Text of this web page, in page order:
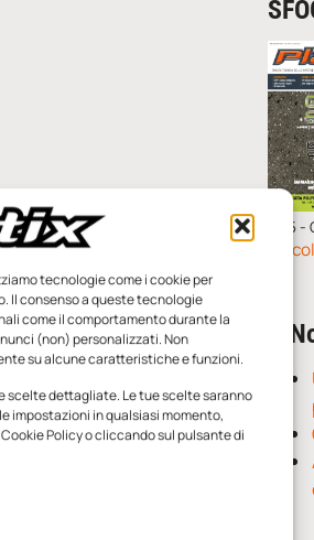
tecnologie come i cookie per
Il consenso a queste tecnologie
come il comportamento durante la
(non) personalizzati. Non
su alcune caratteristiche e funzioni.
scelte dettagliate. Le tue scelte saranno
impostazioni in qualsiasi momento,
Policy o cliccando sul pulsante di
n.5